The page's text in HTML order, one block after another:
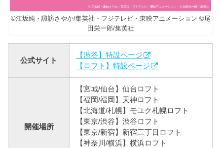
©江坂純・諏訪さやか/集英社・フジテレビ・東映アニメーション ©尾
田栄一郎/集英社
公式サイト
【渋谷】特設ページ
【ロフト】特設ページ
開催場所
【宮城/仙台】仙台ロフト
【福岡/福岡】天神ロフト
【北海道/札幌】モユク札幌ロフト
【東京/渋谷】渋谷ロフト
【東京/新宿】新宿三丁目ロフト
【神奈川/横浜】横浜ロフト